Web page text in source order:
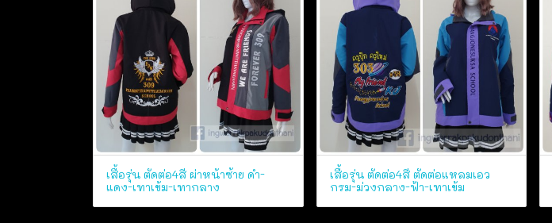
เสื้อรุ่น ตัดต่อ4สี ผ่าหน้าซ้าย ดำ-
แดง-เทาเข้ม-เทากลาง
เสื้อรุ่น ตัดต่อ4สี ตัดต่อแหลมเอว
กรม-ม่วงกลาง-ฟ้า-เทาเข้ม